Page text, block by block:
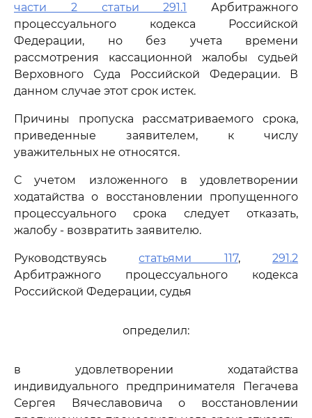
части 2 статьи 291.1
Арбитражного
процессуального кодекса Российской
Федерации, но без учета времени
рассмотрения кассационной жалобы судьей
Верховного Суда Российской Федерации. В
данном случае этот срок истек.
Причины пропуска рассматриваемого срока,
приведенные заявителем, к числу
уважительных не относятся.
С учетом изложенного в удовлетворении
ходатайства о восстановлении пропущенного
процессуального срока следует отказать,
жалобу - возвратить заявителю.
Руководствуясьстатьями 117,291.2
Арбитражного процессуального кодекса
Российской Федерации, судья
определил:
в удовлетворении ходатайства
индивидуального предпринимателя Пегачева
Сергея Вячеславовича о восстановлении